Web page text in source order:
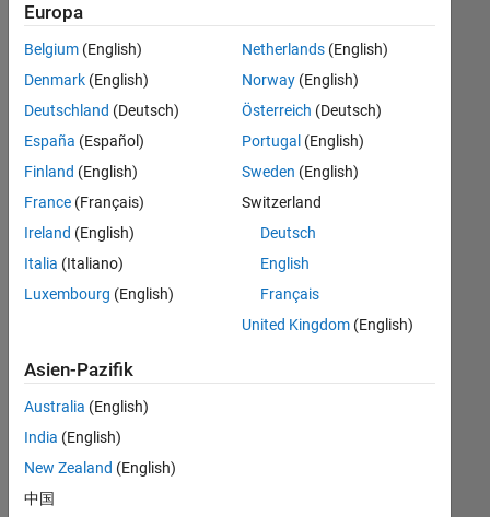
Ihren
Suchkriterien
entsprechen.
können
die
Suchkriterien
weiter
fassen
oder
alle
Stellenangebote
anzeigen .
noch
keine
offenen
Stellen
können,
Europa
Belgium (English)
Denmark (English)
Deutschland (Deutsch)
España (Español)
Finland (English)
France (Français)
Ireland (English)
Italia (Italiano)
Luxembourg (English)
Netherlands(English)
Norway(English)
Österreich (Deutsch)
Portugal (English)
Sweden (English)
Switzerland
Deutsch
English
Français
United Kingdom(English)
Asien-Pazifik
Australia (English)
India (English)
New Zealand (English)
中国